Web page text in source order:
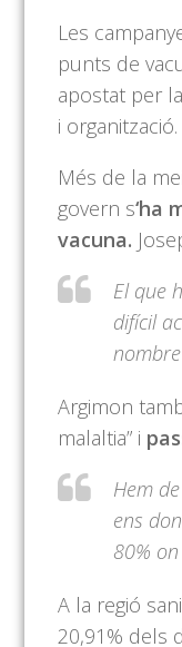
Les
punts de
apostat per
i organització.
Més de la
govern s‘ha
vacuna.
El que
difícil
Argimon
malaltia” i
Hem
ens
80%
A la regió
20,91% dels